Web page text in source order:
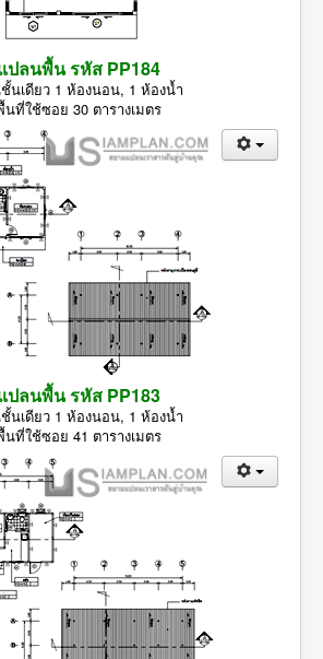
ปลนพื้น รหัส PP184
นเดียว 1 ห้องนอน, 1 ห้องน้ำ
นที่ใช้ซอย 30 ตารางเมตร
ปลนพื้น รหัส PP183
นเดียว 1 ห้องนอน, 1 ห้องน้ำ
นที่ใช้ซอย 41 ตารางเมตร